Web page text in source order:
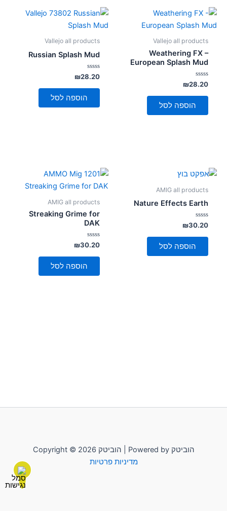
Vallejo all products
Weathering FX –
European Splash Mud
דורג
0
מתוך
₪28.20
הוספה לסל
Vallejo all products
Russian Splash Mud
דורג
0
מתוך
₪28.20
הוספה לסל
AMIG all products
Nature Effects Earth
דורג
0
מתוך
₪30.20
הוספה לסל
AMIG all products
Streaking Grime for
DAK
דורג
0
מתוך
₪30.20
הוספה לסל
Copyright © 2026 הוביטק | Powered by הוביטק
מדיניות פרטיות